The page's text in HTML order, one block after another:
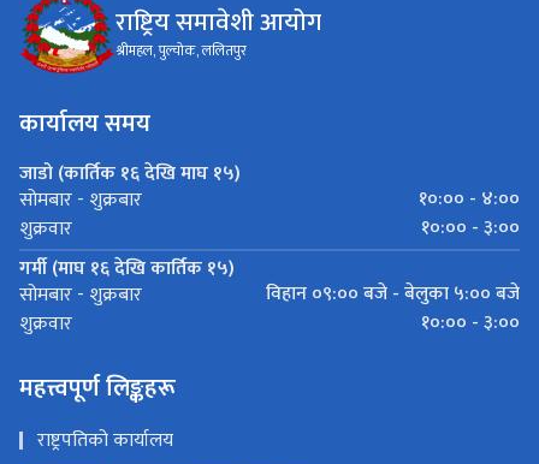
राष्ट्रिय समावेशी आयोग
श्रीमहल, पुल्चोक, ललितपुर
कार्यालय समय
जाडो (कार्तिक १६ देखि माघ १५)
सोमबार - शुक्रबार
१०:०० - ४:००
शुक्रवार
१०:०० - ३:००
गर्मी (माघ १६ देखि कार्तिक १५)
सोमबार - शुक्रबार
विहान ०९:०० बजे - बेलुका ५:०० बजे
शुक्रवार
१०:०० - ३:००
महत्त्वपूर्ण लिङ्कहरू
राष्ट्रपतिको कार्यालय